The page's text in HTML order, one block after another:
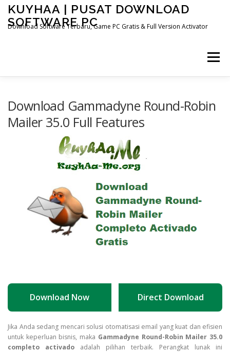
Skip
content
KUYHAA | PUSAT DOWNLOAD
SOFTWARE PC
Download Software Terbaru, Game PC Gratis & Full Version Activator
Menu
OTHER PAGES
Download Gammadyne Round-Robin
Mailer 35.0 Full Features
Download Now Direct Download
Download Gammadyne
Jika Anda sedang mencari solusi otomatisasi email yang kuat dan efisien
untuk keperluan bisnis, maka Gammadyne Round-Robin Mailer 35.0
completo activado adalah pilihan terbaik. Perangkat lunak ini